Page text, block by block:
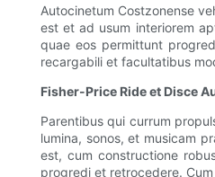
Autocinetum Costzonense
est et ad usum interiorem
quae eos permittunt
recargabili et facultatibus
Fisher-Price Ride et Disce
Parentibus qui currum
lumina, sonos, et musicam
est, cum constructione
progredi et retrocedere.